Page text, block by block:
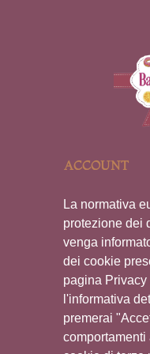
ACCOUNT
Pastry
Muffin
Waffle
La normativa
protezione dei
venga
dei cookie
pagina
l'informativa
premerai